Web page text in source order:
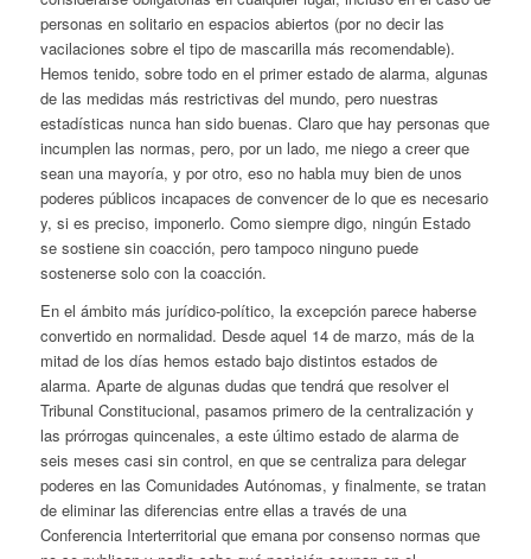
personas en solitario en espacios abiertos (por no decir las
vacilaciones sobre el tipo de mascarilla más recomendable).
Hemos tenido, sobre todo en el primer estado de alarma, algunas
de las medidas más restrictivas del mundo, pero nuestras
estadísticas nunca han sido buenas. Claro que hay personas que
incumplen las normas, pero, por un lado, me niego a creer que
sean una mayoría, y por otro, eso no habla muy bien de unos
poderes públicos incapaces de convencer de lo que es necesario
y, si es preciso, imponerlo. Como siempre digo, ningún Estado
se sostiene sin coacción, pero tampoco ninguno puede
sostenerse solo con la coacción.
En el ámbito más jurídico-político, la excepción parece haberse
convertido en normalidad. Desde aquel 14 de marzo, más de la
mitad de los días hemos estado bajo distintos estados de
alarma. Aparte de algunas dudas que tendrá que resolver el
Tribunal Constitucional, pasamos primero de la centralización y
las prórrogas quincenales, a este último estado de alarma de
seis meses casi sin control, en que se centraliza para delegar
poderes en las Comunidades Autónomas, y finalmente, se tratan
de eliminar las diferencias entre ellas a través de una
Conferencia Interterritorial que emana por consenso normas que